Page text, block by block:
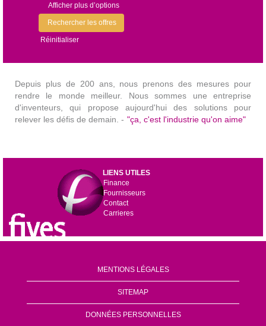
Afficher plus d’options
Réinitialiser
Depuis plus de 200 ans, nous prenons des mesures pour
rendre le monde meilleur. Nous sommes une entreprise
d'inventeurs, qui propose aujourd'hui des solutions pour
relever les défis de demain. - "ça, c'est l'industrie qu'on aime"
LIENS UTILES
Finance
Fournisseurs
Contact
Carrieres
MENTIONS LÉGALES
SITEMAP
DONNÉES PERSONNELLES